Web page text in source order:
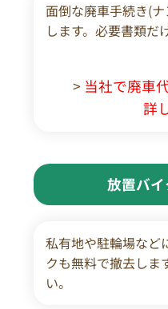
面倒な廃車手続き(
します。必要書類だ
> 当社で廃車
詳
放置バ
私有地や駐輪場など
クも無料で撤去しま
い。